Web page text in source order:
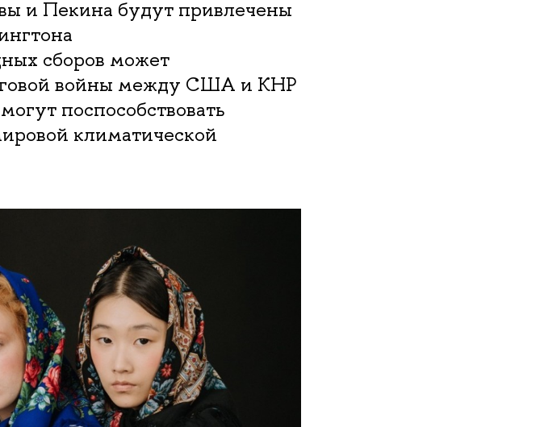
и Пекина будут привлечены
сборов может
войны между США и КНР
поспособствовать
климатической